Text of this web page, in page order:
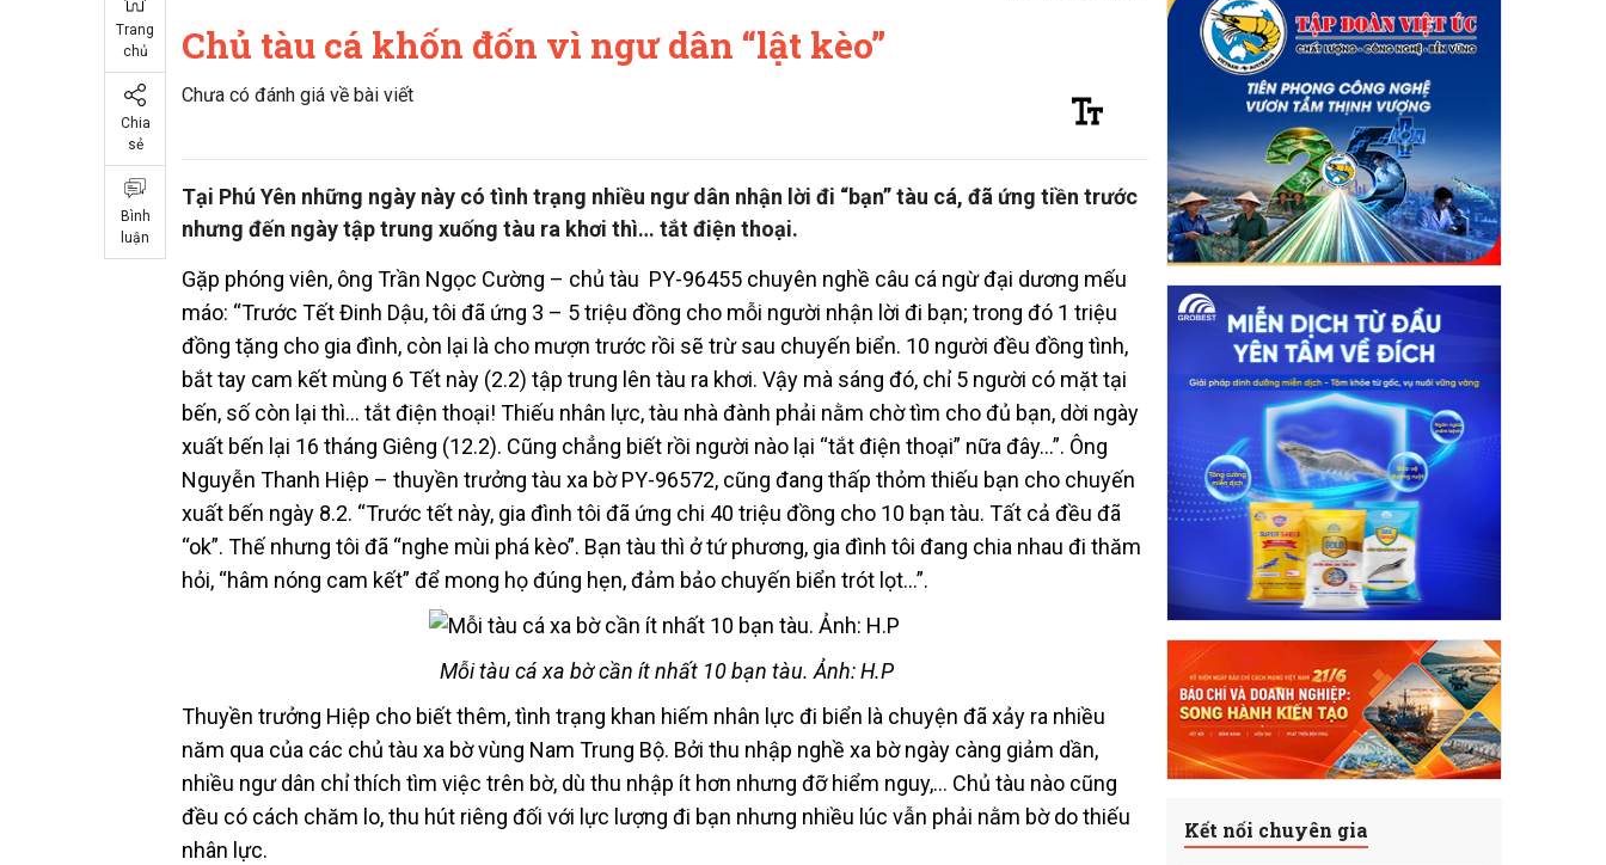
Trang
chủ
Chia
sẻ
Bình
luận
Chủ tàu cá khốn đốn vì ngư dân “lật kèo”
Chưa có đánh giá về bài viết
Tại Phú Yên những ngày này có tình trạng nhiều ngư dân nhận lời đi “bạn” tàu cá, đã ứng tiền trước
nhưng đến ngày tập trung xuống tàu ra khơi thì… tắt điện thoại.
Gặp phóng viên, ông Trần Ngọc Cường – chủ tàu PY-96455 chuyên nghề câu cá ngừ đại dương mếu
máo: “Trước Tết Đinh Dậu, tôi đã ứng 3 – 5 triệu đồng cho mỗi người nhận lời đi bạn; trong đó 1 triệu
đồng tặng cho gia đình, còn lại là cho mượn trước rồi sẽ trừ sau chuyến biển. 10 người đều đồng tình,
bắt tay cam kết mùng 6 Tết này (2.2) tập trung lên tàu ra khơi. Vậy mà sáng đó, chỉ 5 người có mặt tại
bến, số còn lại thì… tắt điện thoại! Thiếu nhân lực, tàu nhà đành phải nằm chờ tìm cho đủ bạn, dời ngày
xuất bến lại 16 tháng Giêng (12.2). Cũng chẳng biết rồi người nào lại “tắt điện thoại” nữa đây…”. Ông
Nguyễn Thanh Hiệp – thuyền trưởng tàu xa bờ PY-96572, cũng đang thấp thỏm thiếu bạn cho chuyến
xuất bến ngày 8.2. “Trước tết này, gia đình tôi đã ứng chi 40 triệu đồng cho 10 bạn tàu. Tất cả đều đã
“ok”. Thế nhưng tôi đã “nghe mùi phá kèo”. Bạn tàu thì ở tứ phương, gia đình tôi đang chia nhau đi thăm
hỏi, “hâm nóng cam kết” để mong họ đúng hẹn, đảm bảo chuyến biển trót lọt…”.
Mỗi tàu cá xa bờ cần ít nhất 10 bạn tàu. Ảnh: H.P
Thuyền trưởng Hiệp cho biết thêm, tình trạng khan hiếm nhân lực đi biển là chuyện đã xảy ra nhiều
năm qua của các chủ tàu xa bờ vùng Nam Trung Bộ. Bởi thu nhập nghề xa bờ ngày càng giảm dần,
nhiều ngư dân chỉ thích tìm việc trên bờ, dù thu nhập ít hơn nhưng đỡ hiểm nguy,… Chủ tàu nào cũng
đều có cách chăm lo, thu hút riêng đối với lực lượng đi bạn nhưng nhiều lúc vẫn phải nằm bờ do thiếu
nhân lực.
Kết nối chuyên gia